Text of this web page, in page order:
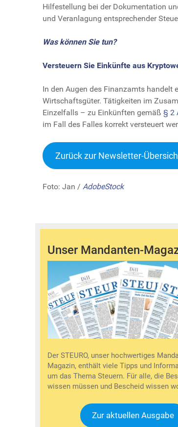
Hilfestellung bei der Dokumentation
und Veranlagung entsprechender
Was können Sie tun?
Versteuern Sie Einkünfte aus
In den Augen des Finanzamts handelt
Wirtschaftsgüter. Tätigkeiten im
Einzelfalls – zu Einkünften gemäß § 2
im Fall des Falles korrekt versteuert
Zurück zur Newsletter-Übersich
Foto: Jan / AdobeStock
Unser Mandanten-
Der STEURO, unser hochwertiges
Magazin, enthält viele Tipps und
um das Thema Steuern. Für alle, die
wissen müssen und Bescheid wissen
Zur aktuellen Ausgabe